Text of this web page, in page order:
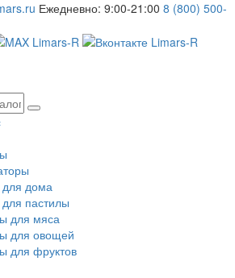
Ежедневно: 9:00-21:00 8 (800) 500-
для дома
пастилы
для мяса
для овощей
для фруктов